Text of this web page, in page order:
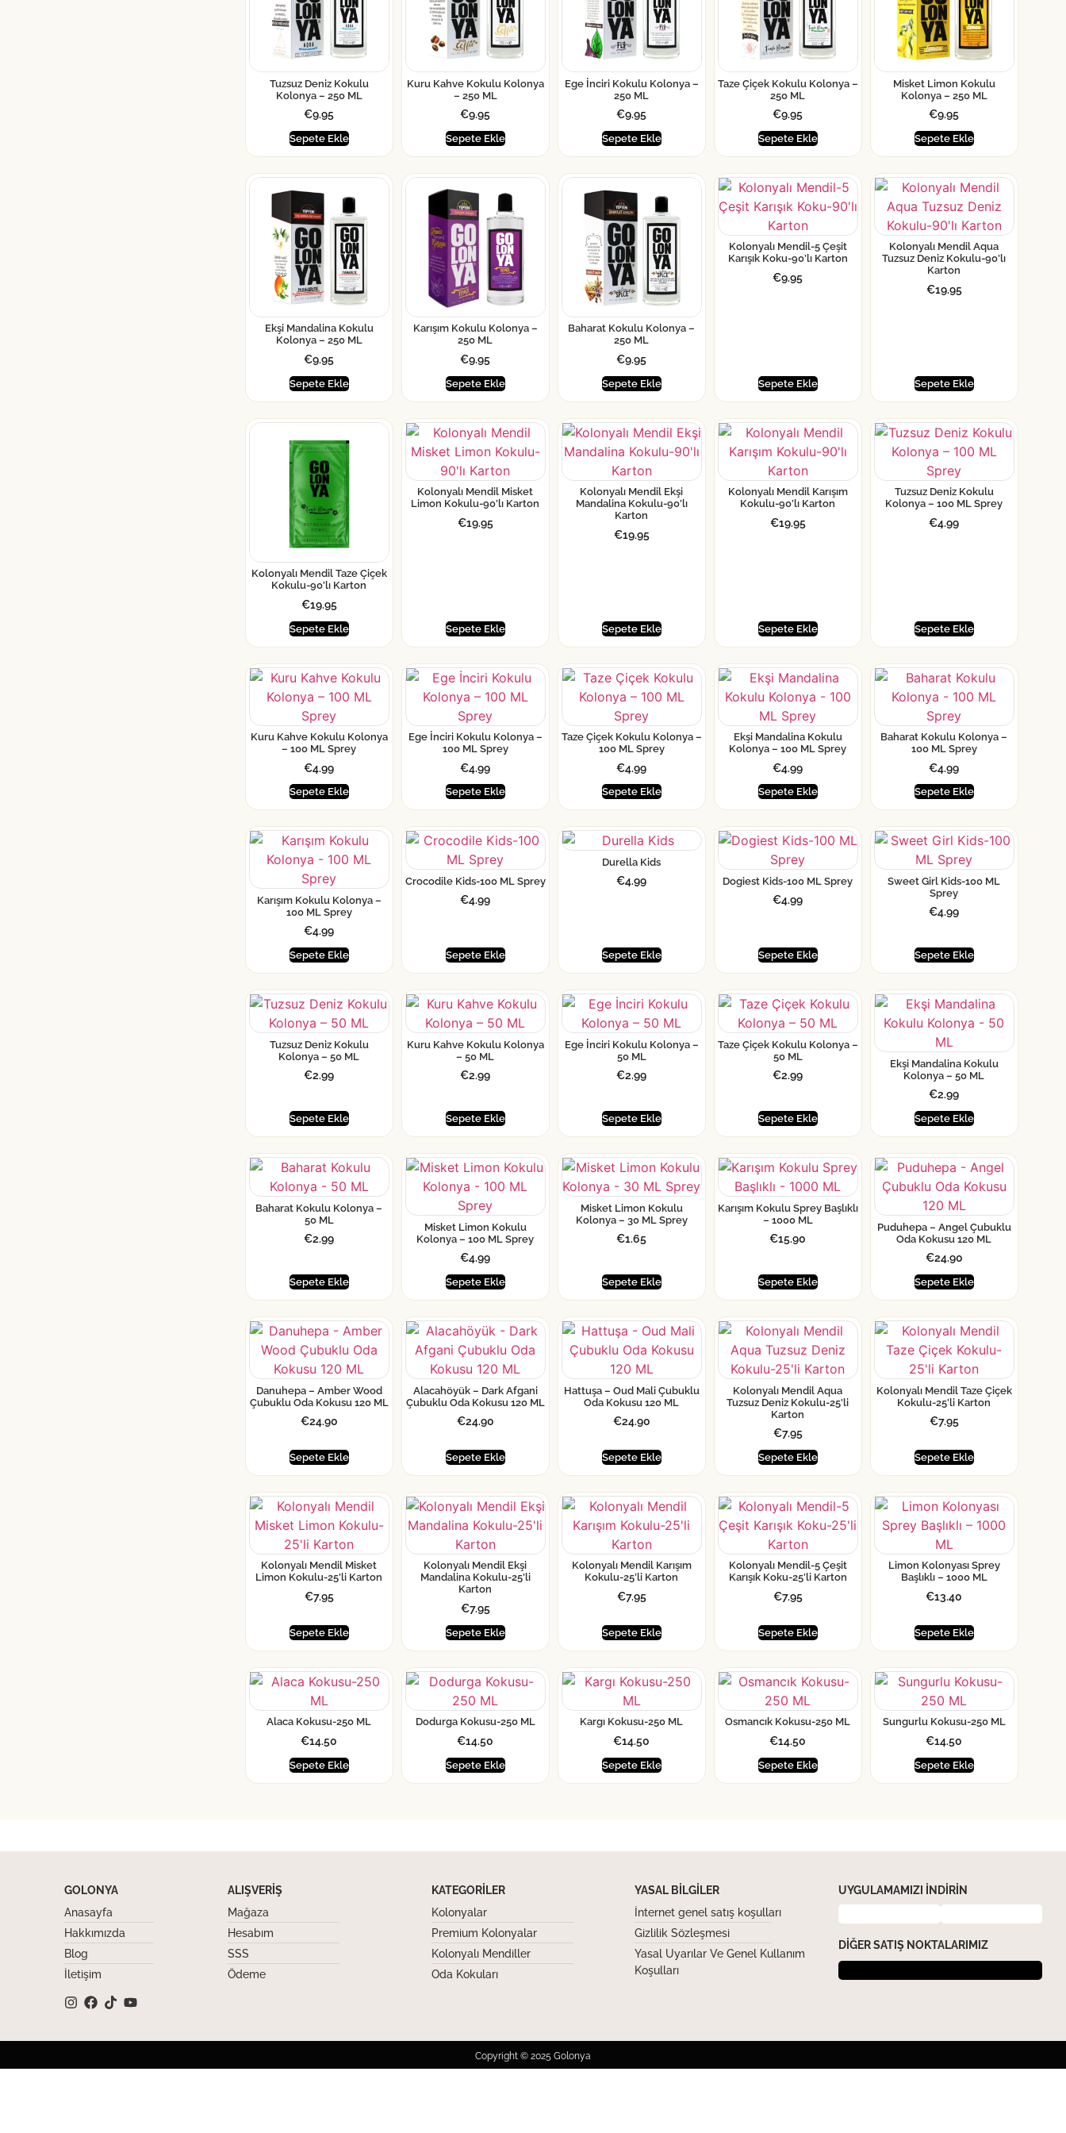
Tuzsuz Deniz Kokulu
Kolonya – 250 ML
€9.95
Sepete Ekle
Kuru Kahve Kokulu Kolonya
– 250 ML
€9.95
Sepete Ekle
Ege İnciri Kokulu Kolonya –
250 ML
€9.95
Sepete Ekle
Taze Çiçek Kokulu Kolonya –
250 ML
€9.95
Sepete Ekle
Misket Limon Kokulu
Kolonya – 250 ML
€9.95
Sepete Ekle
Ekşi Mandalina Kokulu
Kolonya – 250 ML
€9.95
Sepete Ekle
Karışım Kokulu Kolonya –
250 ML
€9.95
Sepete Ekle
Baharat Kokulu Kolonya –
250 ML
€9.95
Sepete Ekle
Kolonyalı Mendil-5 Çeşit
Karışık Koku-90’lı Karton
€9.95
Sepete Ekle
Kolonyalı Mendil Aqua
Tuzsuz Deniz Kokulu-90’lı
Karton
€19.95
Sepete Ekle
Kolonyalı Mendil Taze Çiçek
Kokulu-90’lı Karton
€19.95
Sepete Ekle
Kolonyalı Mendil Misket
Limon Kokulu-90’lı Karton
€19.95
Sepete Ekle
Kolonyalı Mendil Ekşi
Mandalina Kokulu-90’lı
Karton
€19.95
Sepete Ekle
Kolonyalı Mendil Karışım
Kokulu-90’lı Karton
€19.95
Sepete Ekle
Tuzsuz Deniz Kokulu
Kolonya – 100 ML Sprey
€4.99
Sepete Ekle
Kuru Kahve Kokulu Kolonya
– 100 ML Sprey
€4.99
Sepete Ekle
Ege İnciri Kokulu Kolonya –
100 ML Sprey
€4.99
Sepete Ekle
Taze Çiçek Kokulu Kolonya –
100 ML Sprey
€4.99
Sepete Ekle
Ekşi Mandalina Kokulu
Kolonya – 100 ML Sprey
€4.99
Sepete Ekle
Baharat Kokulu Kolonya –
100 ML Sprey
€4.99
Sepete Ekle
Karışım Kokulu Kolonya –
100 ML Sprey
€4.99
Sepete Ekle
Crocodile Kids-100 ML Sprey
€4.99
Sepete Ekle
Durella Kids
€4.99
Sepete Ekle
Dogiest Kids-100 ML Sprey
€4.99
Sepete Ekle
Sweet Girl Kids-100 ML
Sprey
€4.99
Sepete Ekle
Tuzsuz Deniz Kokulu
Kolonya – 50 ML
€2.99
Sepete Ekle
Kuru Kahve Kokulu Kolonya
– 50 ML
€2.99
Sepete Ekle
Ege İnciri Kokulu Kolonya –
50 ML
€2.99
Sepete Ekle
Taze Çiçek Kokulu Kolonya –
50 ML
€2.99
Sepete Ekle
Ekşi Mandalina Kokulu
Kolonya – 50 ML
€2.99
Sepete Ekle
Baharat Kokulu Kolonya –
50 ML
€2.99
Sepete Ekle
Misket Limon Kokulu
Kolonya – 100 ML Sprey
€4.99
Sepete Ekle
Misket Limon Kokulu
Kolonya – 30 ML Sprey
€1.65
Sepete Ekle
Karışım Kokulu Sprey Başlıklı
– 1000 ML
€15.90
Sepete Ekle
Puduhepa – Angel Çubuklu
Oda Kokusu 120 ML
€24.90
Sepete Ekle
Danuhepa – Amber Wood
Çubuklu Oda Kokusu 120 ML
€24.90
Sepete Ekle
Alacahöyük – Dark Afgani
Çubuklu Oda Kokusu 120 ML
€24.90
Sepete Ekle
Hattuşa – Oud Mali Çubuklu
Oda Kokusu 120 ML
€24.90
Sepete Ekle
Kolonyalı Mendil Aqua
Tuzsuz Deniz Kokulu-25’li
Karton
€7.95
Sepete Ekle
Kolonyalı Mendil Taze Çiçek
Kokulu-25’li Karton
€7.95
Sepete Ekle
Kolonyalı Mendil Misket
Limon Kokulu-25’li Karton
€7.95
Sepete Ekle
Kolonyalı Mendil Ekşi
Mandalina Kokulu-25’li
Karton
€7.95
Sepete Ekle
Kolonyalı Mendil Karışım
Kokulu-25’li Karton
€7.95
Sepete Ekle
Kolonyalı Mendil-5 Çeşit
Karışık Koku-25’li Karton
€7.95
Sepete Ekle
Limon Kolonyası Sprey
Başlıklı – 1000 ML
€13.40
Sepete Ekle
Alaca Kokusu-250 ML
€14.50
Sepete Ekle
Dodurga Kokusu-250 ML
€14.50
Sepete Ekle
Kargı Kokusu-250 ML
€14.50
Sepete Ekle
Osmancık Kokusu-250 ML
€14.50
Sepete Ekle
Sungurlu Kokusu-250 ML
€14.50
Sepete Ekle
GOLONYA
Anasayfa
Hakkımızda
Blog
İletişim
ALIŞVERIŞ
Mağaza
Hesabım
SSS
Ödeme
KATEGORILER
Kolonyalar
Premium Kolonyalar
Kolonyalı Mendiller
Oda Kokuları
YASAL BILGILER
İnternet genel satış koşulları
Gizlilik Sözleşmesi
Yasal Uyarılar Ve Genel Kullanım
Koşulları
UYGULAMAMIZI İNDIRIN
DIĞER SATIŞ NOKTALARIMIZ
Copyright © 2025 Golonya